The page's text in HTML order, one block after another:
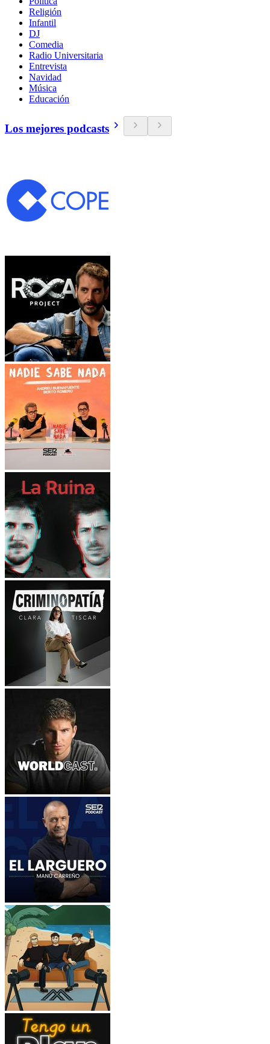
Religión
Infantil
DJ
Comedia
Radio Universitaria
Entrevista
Navidad
Música
Educación
Los mejores podcasts